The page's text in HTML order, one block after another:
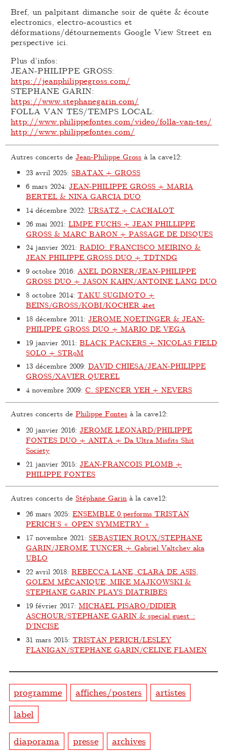
Bref, un palpitant dimanche soir de quête & écoute
electronics, electro-acoustics et
déformations/détournements Google View Street en
perspective ici.
Plus d’infos:
JEAN-PHILIPPE GROSS:
https://jeanphilippegross.com/
STEPHANE GARIN:
https://www.stephanegarin.com/
FOLLA VAN TES/TEMPS LOCAL:
http://www.philippefontes.com/video/folla-van-tes/
http://www.philippefontes.com/
Autres concerts deJean-Philippe Gross à la cave12:
23 avril 2025:SBATAX + GROSS
6 mars 2024:JEAN-PHILIPPE GROSS + MARIA
BERTEL & NINA GARCIA DUO
14 décembre 2022:URSATZ + CACHALOT
26 mai 2021:LIMPE FUCHS + JEAN PHILLIPPE
GROSS & MARC BARON + PASSAGE DE DISQUES
24 janvier 2021:RADIO: FRANCISCO MEIRINO &
JEAN PHILIPPE GROSS DUO + TDTNDG
9 octobre 2016:AXEL DÖRNER/JEAN-PHILIPPE
GROSS DUO + JASON KAHN/ANTOINE LÄNG DUO
8 octobre 2014:TAKU SUGIMOTO +
BEINS/GROSS/KOBI/KOCHER 4tet
18 décembre 2011:JEROME NOETINGER & JEAN-
PHILIPPE GROSS DUO + MARIO DE VEGA
19 janvier 2011:BLACK PACKERS + NICOLAS FIELD
SOLO + STRøM
13 décembre 2009:DAVID CHIESA/JEAN-PHILIPPE
GROSS/XAVIER QUEREL
4 novembre 2009:C. SPENCER YEH + NEVERS
Autres concerts dePhilippe Fontes à la cave12:
20 janvier 2016:JEROME LEONARD/PHILIPPE
FONTES DUO + ANITA + Da Ultra Misfits Shit
Society
21 janvier 2015:JEAN-FRANCOIS PLOMB +
PHILIPPE FONTES
Autres concerts deStéphane Garin à la cave12:
26 mars 2025:ENSEMBLE 0 performs TRISTAN
PERICH’S « OPEN SYMMETRY »
17 novembre 2021:SEBASTIEN ROUX/STEPHANE
GARIN/JEROME TUNCER + Gabriel Valtchev aka
UBLO
22 avril 2018:REBECCA LANE, CLARA DE ASIS,
GOLEM MÉCANIQUE, MIKE MAJKOWSKI &
STEPHANE GARIN PLAYS DIATRIBES
19 février 2017:MICHAEL PISARO/DIDIER
ASCHOUR/STEPHANE GARIN & special guest :
D’INCISE
31 mars 2015:TRISTAN PERICH/LESLEY
FLANIGAN/STEPHANE GARIN/CELINE FLAMEN
programme affiches/posters
artistes
label
diaporama presse archives